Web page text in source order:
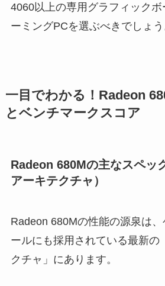
4060以上の専用グラフィック
ーミングPCを選ぶべきでしょう
一目でわかる！Radeon
とベンチマークスコア
Radeon 680Mの主なスペッ
アーキテクチャ）
Radeon 680Mの性能の源泉は
ールにも採用されている最新の
クチャ」にあります。